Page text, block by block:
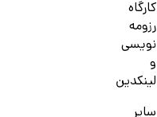
کارگاه
رزومه
نویسی
و
لینکدین